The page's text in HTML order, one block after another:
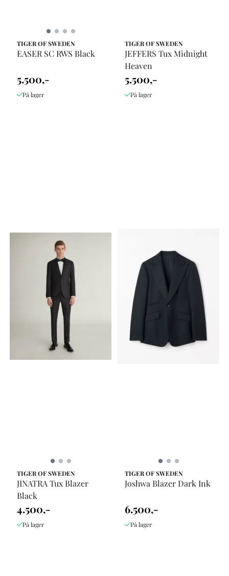
TIGER OF SWEDEN
EASER SC RWS Black
5.500,-
På lager
TIGER OF SWEDEN
JEFFERS Tux Midnight
Heaven
5.500,-
På lager
TIGER OF SWEDEN
JINATRA Tux Blazer
Black
4.500,-
På lager
TIGER OF SWEDEN
Joshwa Blazer Dark Ink
6.500,-
På lager